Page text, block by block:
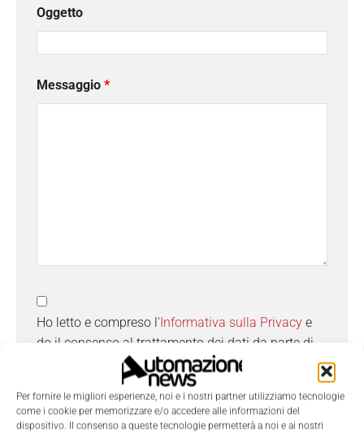
Per fornire le migliori esperienze, noi e i nostri partner utilizziamo tecnologie
come i cookie per memorizzare e/o accedere alle informazioni del
dispositivo. Il consenso a queste tecnologie permetterà a noi e ai nostri
Oggetto
Messaggio *
Ho letto e compreso l'Informativa sulla Privacy e
do il consenso al trattamento dei dati da parte di
Tecniche Nuove